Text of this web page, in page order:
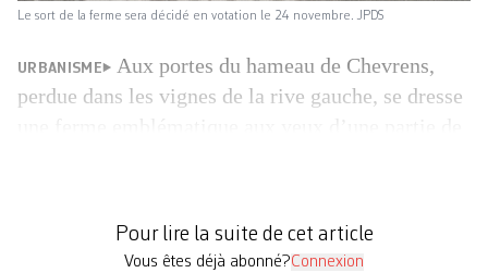
Le sort de la ferme sera décidé en votation le 24 novembre. JPDS
URBANISME
Aux portes du hameau de Chevrens,
perdue dans les vignes de la rive gauche, se dresse
novembre par la population de […]
Pour lire la suite de cet article
Vous êtes déjà abonné?Connexion